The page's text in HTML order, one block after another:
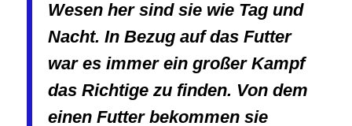
Wesen her sind sie wie Tag und
Nacht. In Bezug auf das Futter
war es immer ein großer Kampf
das Richtige zu finden. Von dem
einen Futter bekommen sie